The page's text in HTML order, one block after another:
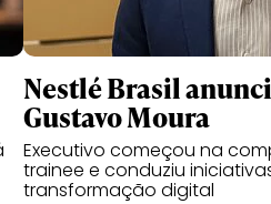
Nestlé Brasil
Gustavo Moura
Executivo começou na
trainee e conduziu
transformação digital